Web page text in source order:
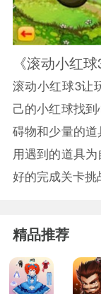
《滚动小红
滚动小红球3让
己的小红球找
碍物和少量的
用遇到的道具
好的完成关卡挑
精品推荐